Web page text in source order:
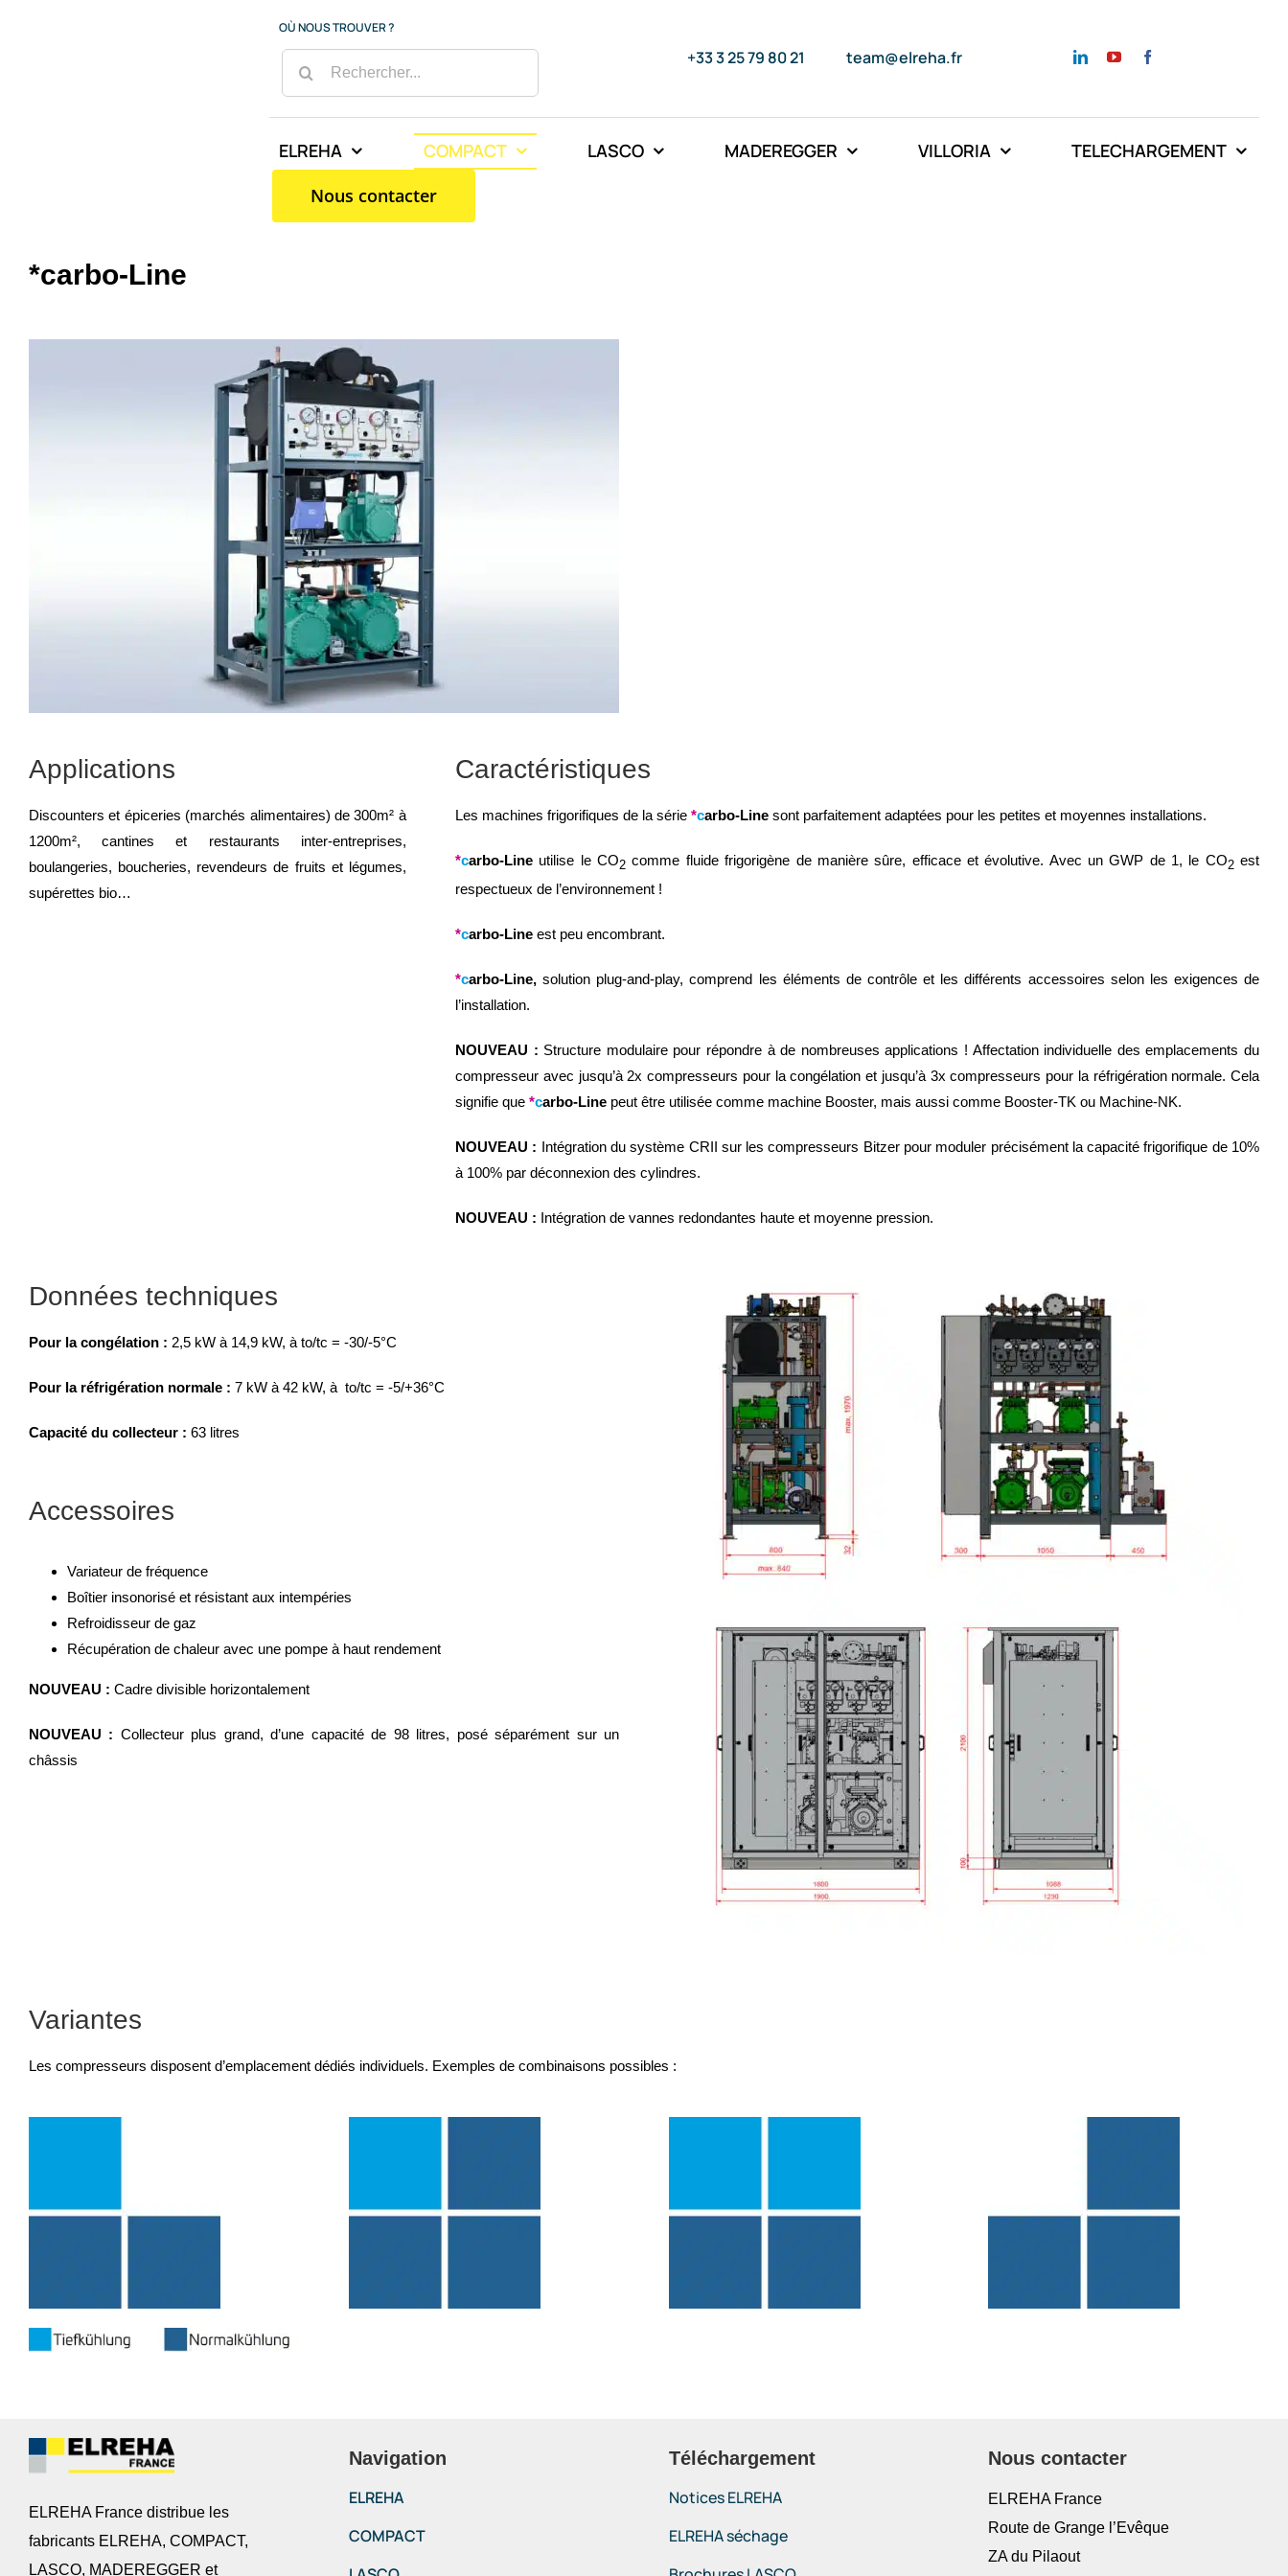
OÙ NOUS TROUVER ?
RECHERCHER:
+33 3 25 79 80 21 team@elreha.fr
ELREHA COMPACT LASCO MADEREGGER VILLORIA
TELECHARGEMENT
Nous contacter
*carbo-Line
Applications
Discounters et épiceries (marchés alimentaires) de 300m² à
1200m², cantines et restaurants inter-entreprises,
boulangeries, boucheries, revendeurs de fruits et légumes,
supérettes bio…
Caractéristiques
Les machines frigorifiques de la série*carbo-Linesont parfaitement adaptées pour les petites et moyennes installations.
*carbo-Line utilise le CO2 comme fluide frigorigène de manière sûre, efficace et évolutive. Avec un GWP de 1, le CO2est
respectueux de l’environnement !
*carbo-Lineest peu encombrant.
*carbo-Line,solution plug-and-play, comprend les éléments de contrôle et les différents accessoires selon les exigences de
l’installation.
NOUVEAU : Structure modulaire pour répondre à de nombreuses applications ! Affectation individuelle des emplacements du
compresseur avec jusqu’à 2x compresseurs pour la congélation et jusqu’à 3x compresseurs pour la réfrigération normale. Cela
signifie que*carbo-Line peut être utilisée comme machine Booster, mais aussi comme Booster-TK ou Machine-NK.
NOUVEAU : Intégration du système CRII sur les compresseurs Bitzer pour moduler précisément la capacité frigorifique de 10%
à 100% par déconnexion des cylindres.
NOUVEAU : Intégration de vannes redondantes haute et moyenne pression.
Données techniques
Pour la congélation : 2,5 kW à 14,9 kW, à to/tc = -30/-5°C
Pour la réfrigération normale : 7 kW à 42 kW, à to/tc = -5/+36°C
Capacité du collecteur : 63 litres
Accessoires
Variateur de fréquence
Boîtier insonorisé et résistant aux intempéries
Refroidisseur de gaz
Récupération de chaleur avec une pompe à haut rendement
NOUVEAU : Cadre divisible horizontalement
NOUVEAU : Collecteur plus grand, d’une capacité de 98 litres, posé séparément sur un
châssis
Variantes
Les compresseurs disposent d’emplacement dédiés individuels. Exemples de combinaisons possibles :
ELREHA France distribue les
fabricants ELREHA, COMPACT,
LASCO, MADEREGGER et
Navigation
ELREHA
COMPACT
Téléchargement
Notices ELREHA
ELREHA séchage
Nous contacter
ELREHA France
Route de Grange l’Evêque
ZA du Pilaout